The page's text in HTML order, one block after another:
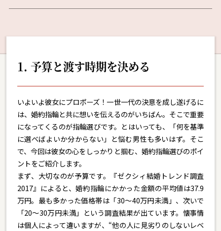
1. 予算と渡す時期を決める
いよいよ彼女にプロポーズ！一世一代の決意を成し遂げるに
は、婚約指輪と共に想いを伝えるのがいちばん。そこで重要
になってくるのが指輪選びです。とはいっても、「何を基準
に選べばよいか分からない」と悩む男性も多いはず。そこ
で、今回は彼女の心をしっかりと掴む、婚約指輪選びのポイ
ントをご紹介します。
まず、大切なのが予算です。『ゼクシィ結婚トレンド調査
2017』によると、婚約指輪にかかった金額の平均値は37.9
万円。最も多かった価格帯は「30〜40万円未満」、次いで
「20〜30万円未満」という調査結果が出ています。懐事情
は個人によって違いますが、“他の人に見劣りのしないレベ